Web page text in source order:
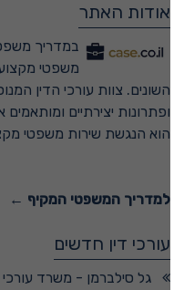
אודות האתר
במדריך משפטי
משפטי מקצועי
השונים. צוות עורכי הדין
ופתרונות יצירתיים ומותאמים
הוא הנגשת שירות משפטי
למדריך המשפטי המקיף ←
עורכי דין חדשים
גל סילברמן - משרד עורכי